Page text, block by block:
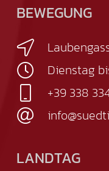
BEWEGUNG
Dienstag
+39 338
LANDTAG